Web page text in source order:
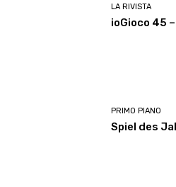
LA RIVISTA
ioGioco 45
PRIMO PIANO
Spiel des